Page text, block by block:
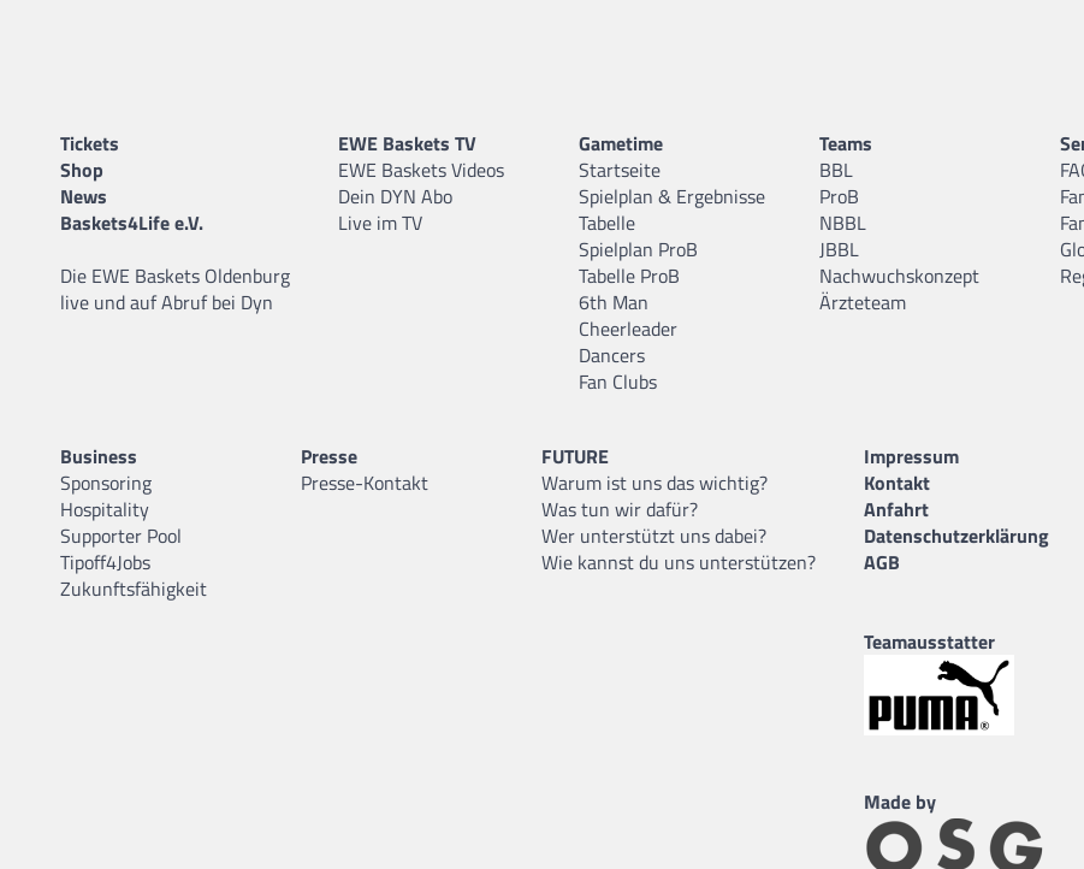
Tickets
Shop
News
Baskets4Life e.V.
Die EWE Baskets Oldenburg
live und auf Abruf bei Dyn
EWE Baskets TV
EWE Baskets Videos
Dein DYN Abo
Live im TV
Gametime
Startseite
Spielplan & Ergebnisse
Tabelle
Spielplan ProB
Tabelle ProB
6th Man
Cheerleader
Dancers
Fan Clubs
Teams
BBL
ProB
NBBL
JBBL
Nachwuchskonzept
Ärzteteam
Business
Sponsoring
Hospitality
Supporter Pool
Tipoff4Jobs
Zukunftsfähigkeit
Presse
Presse-Kontakt
FUTURE
Warum ist uns das wichtig?
Was tun wir dafür?
Wer unterstützt uns dabei?
Wie kannst du uns unterstützen?
Impressum
Kontakt
Anfahrt
Datenschutzerklärung
AGB
Teamausstatter
Made by